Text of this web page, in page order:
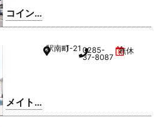
コイン
ランド
店
メイト
ドリー
駅南町1-21 0285-
37-8087
無休